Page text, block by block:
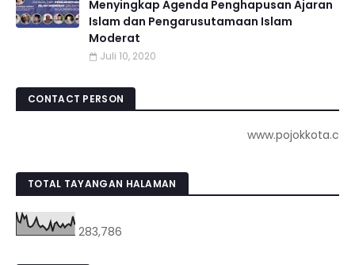
Menyingkap Agenda Penghapusan Ajaran
Islam dan Pengarusutamaan Islam
Moderat
Juli 10, 2020
CONTACT PERSON
www.pojokkota.com :
TOTAL TAYANGAN HALAMAN
283,786